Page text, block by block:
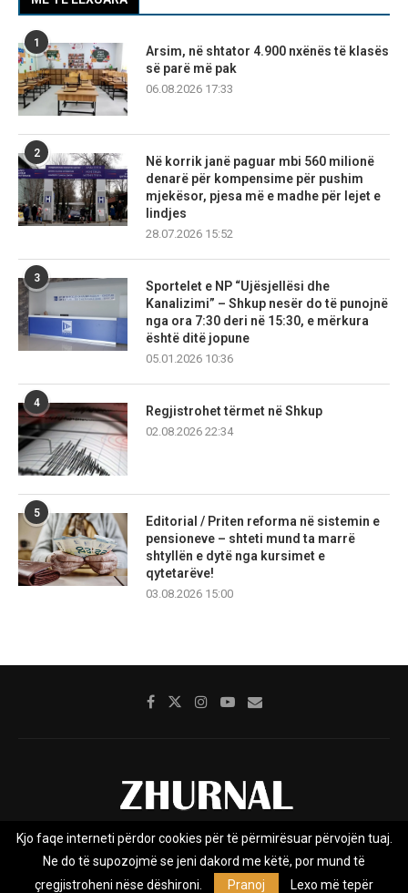
1
Arsim, në shtator 4.900 nxënës të klasës
së parë më pak
06.08.2026 17:33
2
Në korrik janë paguar mbi 560 milionë
denarë për kompensime për pushim
mjekësor, pjesa më e madhe për lejet e
lindjes
28.07.2026 15:52
3
Sportelet e NP “Ujësjellësi dhe
Kanalizimi” – Shkup nesër do të punojnë
nga ora 7:30 deri në 15:30, e mërkura
është ditë jopune
05.01.2026 10:36
4
Regjistrohet tërmet në Shkup
02.08.2026 22:34
5
Editorial / Priten reforma në sistemin e
pensioneve – shteti mund ta marrë
shtyllën e dytë nga kursimet e
qytetarëve!
03.08.2026 15:00
Rreth nesh Impresumi Marketing
Kontakt
Privacy Policy
Kjo faqe interneti përdor cookies për të përmirësuar përvojën tuaj.
Ne do të supozojmë se jeni dakord me këtë, por mund të
çregjistroheni nëse dëshironi.
Pranoj Lexo më tepër